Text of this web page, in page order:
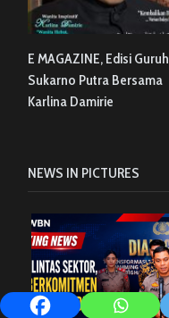
E MAGAZINE, Edisi Guruh
Sukarno Putra Bersama
Karlina Damirie
NEWS IN PICTURES